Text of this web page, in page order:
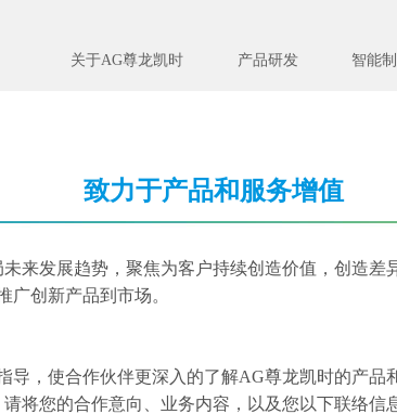
关于AG尊龙凯时 产品研发 智能
致力于产品和服务增值
来发展趋势， 聚焦为客户持续创造价值，创造
广创新产品到市场。
，使合作伙伴更深入的了解AG尊龙凯时的产品
将您的合作意向、业务内容，以及您以下联络信